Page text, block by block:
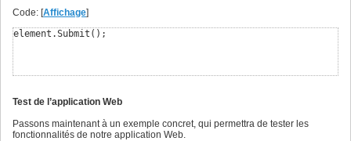
Code: [Affichage]
element.Submit ( ) ;
Test de l’application Web
Passons maintenant à un exemple concret, qui permettra de tester les
fonctionnalités de notre application Web.